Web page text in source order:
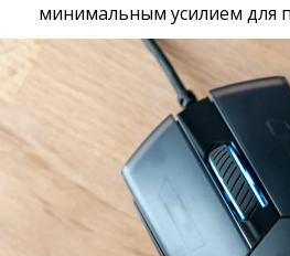
минимальным усилием для